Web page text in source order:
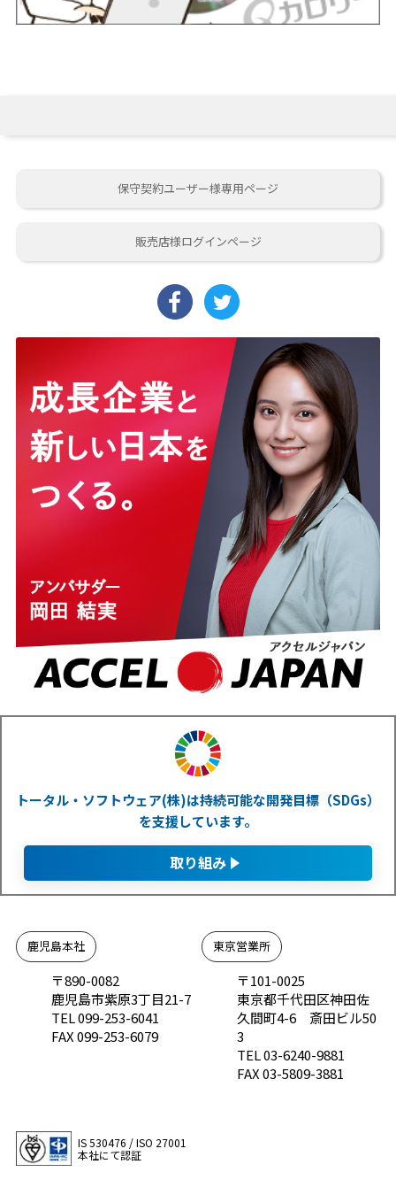
保守契約ユーザー様専用ページ
販売店様ログインページ
トータル・ソフトウェア(株)は持続可能な開発目標（SDGs）
を支援しています。
取り組み
鹿児島本社
〒890-0082
鹿児島市紫原3丁目21-7
TEL 099-253-6041
FAX 099-253-6079
東京営業所
〒101-0025
東京都千代田区神田佐
久間町4-6 斎田ビル50
3
TEL 03-6240-9881
FAX 03-5809-3881
IS 530476 / ISO 27001
本社にて認証